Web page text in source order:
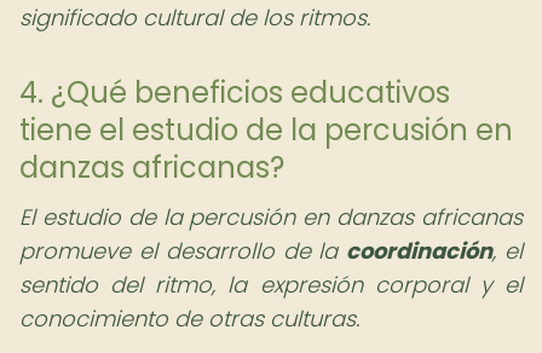
significado cultural de los ritmos.
4. ¿Qué beneficios educativos
tiene el estudio de la percusión en
danzas africanas?
El estudio de la percusión en danzas africanas
promueve el desarrollo de la coordinación, el
sentido del ritmo, la expresión corporal y el
conocimiento de otras culturas.